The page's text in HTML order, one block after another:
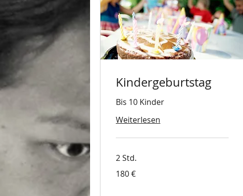
Kindergeburtstag
Bis 10 Kinder
Weiterlesen
2 Std.
Euro
180 €